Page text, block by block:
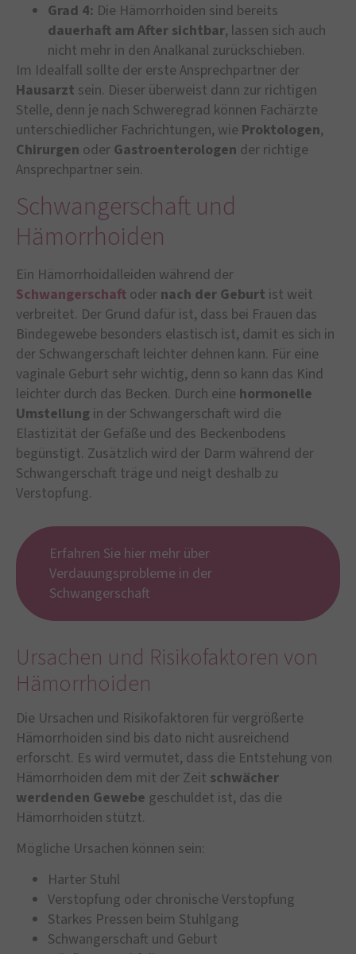
Grad 4: Die Hämorrhoiden sind bereits
dauerhaft am After sichtbar, lassen sich auch
nicht mehr in den Analkanal zurückschieben.
Im Idealfall sollte der erste Ansprechpartner der
Hausarzt sein. Dieser überweist dann zur richtigen
Stelle, denn je nach Schweregrad können Fachärzte
unterschiedlicher Fachrichtungen, wie Proktologen,
Chirurgen oder Gastroenterologen der richtige
Ansprechpartner sein.
Schwangerschaft und
Hämorrhoiden
Ein Hämorrhoidalleiden während der
Schwangerschaft oder nach der Geburt ist weit
verbreitet. Der Grund dafür ist, dass bei Frauen das
Bindegewebe besonders elastisch ist, damit es sich in
der Schwangerschaft leichter dehnen kann. Für eine
vaginale Geburt sehr wichtig, denn so kann das Kind
leichter durch das Becken. Durch eine hormonelle
Umstellung in der Schwangerschaft wird die
Elastizität der Gefäße und des Beckenbodens
begünstigt. Zusätzlich wird der Darm während der
Schwangerschaft träge und neigt deshalb zu
Verstopfung.
Erfahren Sie hier mehr über
Verdauungsprobleme in der
Schwangerschaft
Ursachen und Risikofaktoren von
Hämorrhoiden
Die Ursachen und Risikofaktoren für vergrößerte
Hämorrhoiden sind bis dato nicht ausreichend
erforscht. Es wird vermutet, dass die Entstehung von
Hämorrhoiden dem mit der Zeit schwächer
werdenden Gewebe geschuldet ist, das die
Hämorrhoiden stützt.
Mögliche Ursachen können sein:
Harter Stuhl
Verstopfung oder chronische Verstopfung
Starkes Pressen beim Stuhlgang
Schwangerschaft und Geburt